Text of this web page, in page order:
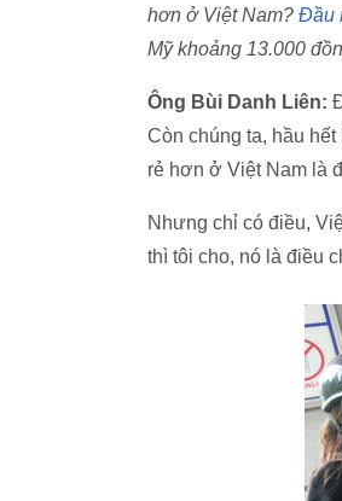
hơn ở Việt Nam? Đầu
Mỹ khoảng 13.000
Ông Bùi Danh Liên:
Còn chúng ta, hầu
rẻ hơn ở Việt Nam là
Nhưng chỉ có điều,
thì tôi cho, nó là điều